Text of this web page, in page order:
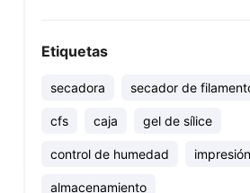
Etiquetas
secadora secador de
cfs caja gel de sílice
control de humedad
almacenamiento